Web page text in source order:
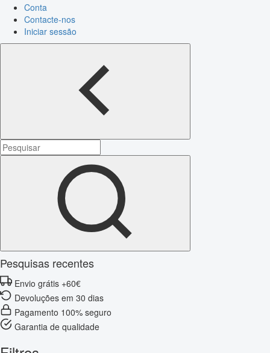
Conta
Contacte-nos
Iniciar sessão
Pesquisas recentes
Envio grátis +60€
Devoluções em 30 dias
Pagamento 100% seguro
Garantia de qualidade